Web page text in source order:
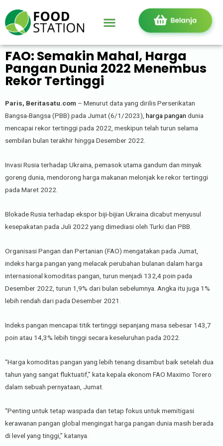
FAO: Semakin Mahal, Harga
Pangan Dunia 2022 Menembus
Rekor Tertinggi
Paris, Beritasatu.com – Menurut data yang dirilis Perserikatan
Bangsa-Bangsa (PBB) pada Jumat (6/1/2023), harga pangan dunia
mencapai rekor tertinggi pada 2022, meskipun telah turun selama
sembilan bulan terakhir hingga Desember 2022.
Invasi Rusia terhadap Ukraina, pemasok utama gandum dan minyak
goreng dunia, mendorong harga makanan melonjak ke rekor tertinggi
pada Maret 2022.
Blokade Rusia terhadap ekspor biji-bijian Ukraina dicabut menyusul
kesepakatan pada Juli 2022 yang dimediasi oleh Turki dan PBB.
Organisasi Pangan dan Pertanian (FAO) mengatakan pada Jumat,
indeks harga pangan yang melacak perubahan bulanan dalam harga
internasional komoditas pangan, turun menjadi 132,4 poin pada
Desember 2022, turun 1,9% dari bulan sebelumnya. Angka itu juga 1%
lebih rendah dari pada Desember 2021.
Indeks pangan mencapai titik tertinggi sepanjang masa sebesar 143,7
poin atau 14,3% lebih tinggi secara keseluruhan pada 2022.
“Harga komoditas pangan yang lebih tenang disambut baik setelah dua
tahun yang sangat fluktuatif,” kata kepala ekonom FAO Maximo Torero
dalam sebuah pernyataan, Jumat.
“Penting untuk tetap waspada dan tetap fokus untuk memitigasi
kerawanan pangan global mengingat harga pangan dunia masih berada
di level yang tinggi,” katanya.